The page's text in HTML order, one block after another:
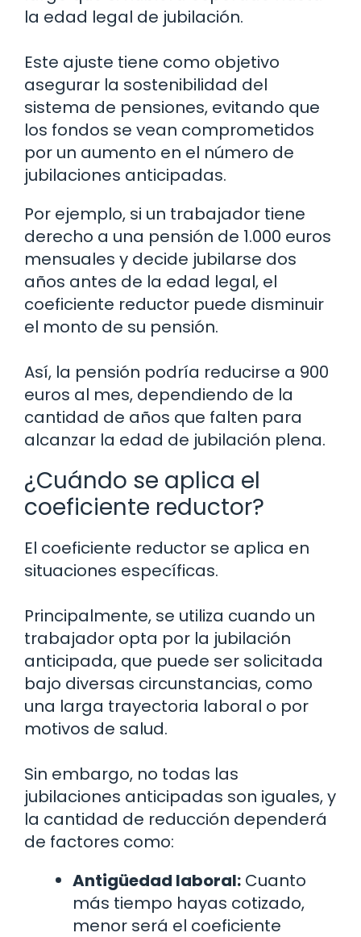
la edad legal de jubilación.
Este ajuste tiene como objetivo
asegurar la sostenibilidad del
sistema de pensiones, evitando que
los fondos se vean comprometidos
por un aumento en el número de
jubilaciones anticipadas.
Por ejemplo, si un trabajador tiene
derecho a una pensión de 1.000 euros
mensuales y decide jubilarse dos
años antes de la edad legal, el
coeficiente reductor puede disminuir
el monto de su pensión.
Así, la pensión podría reducirse a 900
euros al mes, dependiendo de la
cantidad de años que falten para
alcanzar la edad de jubilación plena.
¿Cuándo se aplica el
coeficiente reductor?
El coeficiente reductor se aplica en
situaciones específicas.
Principalmente, se utiliza cuando un
trabajador opta por la jubilación
anticipada, que puede ser solicitada
bajo diversas circunstancias, como
una larga trayectoria laboral o por
motivos de salud.
Sin embargo, no todas las
jubilaciones anticipadas son iguales, y
la cantidad de reducción dependerá
de factores como:
Antigüedad laboral: Cuanto
más tiempo hayas cotizado,
menor será el coeficiente